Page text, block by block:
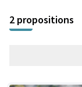
+
−
2 propositions